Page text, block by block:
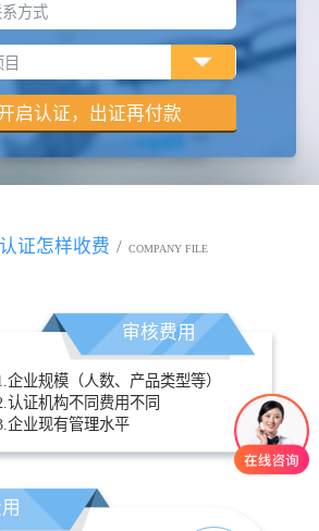
方式
证怎样收费 / COMPANY FILE
审核费用
企业规模（人数、产品类型等）
认证机构不同费用不同
企业现有管理水平